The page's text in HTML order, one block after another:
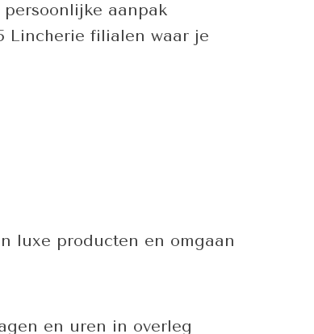
aanpak
Lincherie filialen waar je
luxe producten en omgaan
en uren in overleg